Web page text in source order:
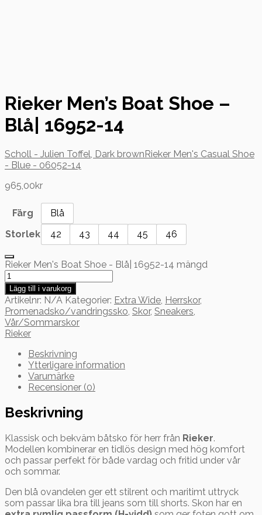
Rieker Men’s Boat Shoe –
Blå| 16952-14
Scholl - Julien Toffel, Dark brownRieker Men's Casual Shoe
- Blue - 06052-14
965,00kr
Färg
Blå
Storlek
42 43 44 45 46
Rieker Men's Boat Shoe - Blå| 16952-14 mängd
Lägg till i varukorg
Artikelnr: N/A Kategorier: Extra Wide Herrskor,
Promenadsko/vandringssko Skor, Sneakers
Vår/Sommarskor
Rieker
Beskrivning
Ytterligare information
Varumärke
Recensioner (0)
Beskrivning
Klassisk och bekväm båtsko för herr från Rieker.
Modellen kombinerar en tidlös design med hög komfort
och passar perfekt för både vardag och fritid under vår
och sommar.
Den blå ovandelen ger ett stilrent och maritimt uttryck
som passar lika bra till jeans som till shorts. Skon har en